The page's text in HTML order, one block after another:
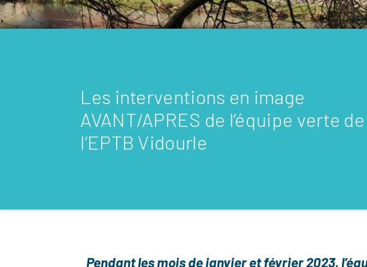
Les interventions en image
AVANT/APRES de l’équipe verte de
l’EPTB Vidourle
Pendant les mois de janvier et février 2023,